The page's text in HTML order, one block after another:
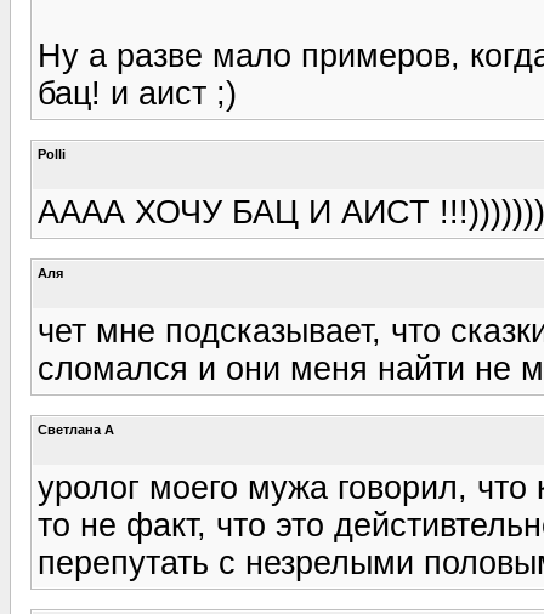
Ну а разве мало примеров,
бац! и аист ;)
Polli
АААА ХОЧУ БАЦ И АИСТ !!!)))))))
Аля
чет мне подсказывает, что
сломался и они меня найти не
Светлана А
уролог моего мужа говорил,
то не факт, что это
перепутать с незрелыми